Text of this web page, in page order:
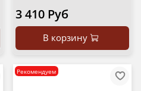
3 410 Руб
В корзину
Рекомендуем